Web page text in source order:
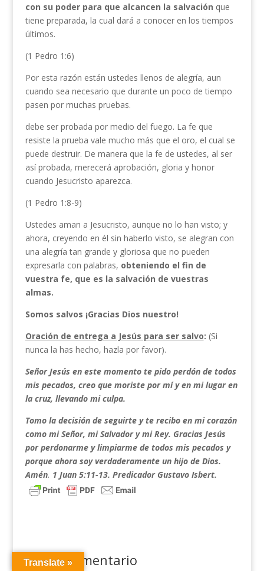
con su poder para que alcancen la salvación que
tiene preparada, la cual dará a conocer en los tiempos
últimos.
(1 Pedro 1:6)
Por esta razón están ustedes llenos de alegría, aun
cuando sea necesario que durante un poco de tiempo
pasen por muchas pruebas.
debe ser probada por medio del fuego. La fe que
resiste la prueba vale mucho más que el oro, el cual se
puede destruir. De manera que la fe de ustedes, al ser
así probada, merecerá aprobación, gloria y honor
cuando Jesucristo aparezca.
(1 Pedro 1:8-9)
Ustedes aman a Jesucristo, aunque no lo han visto; y
ahora, creyendo en él sin haberlo visto, se alegran con
una alegría tan grande y gloriosa que no pueden
expresarla con palabras, obteniendo el fin de
vuestra fe, que es la salvación de vuestras
almas.
Somos salvos ¡Gracias Dios nuestro!
Oración de entrega a Jesús para ser salvo: (Si
nunca la has hecho, hazla por favor).
Señor Jesús en este momento te pido perdón de todos
mis pecados, creo que moriste por mí y en mi lugar en
la cruz, llevando mi culpa.
Tomo la decisión de seguirte y te recibo en mi corazón
como mi Señor, mi Salvador y mi Rey. Gracias Jesús
por perdonarme y limpiarme de todos mis pecados y
porque ahora soy verdaderamente un hijo de Dios.
Amén. 1 Juan 5:11-13. Predicador Gustavo Isbert.
Enviar comentario
Translate »